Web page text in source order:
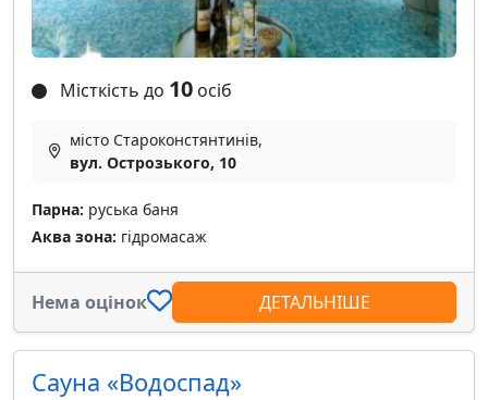
Місткість до 10 осіб
місто Староконстянтинів,
вул. Острозького, 10
Парна: руська баня
Аква зона: гідромасаж
Нема оцінок ДЕТАЛЬНІШЕ
Сауна «Водоспад»